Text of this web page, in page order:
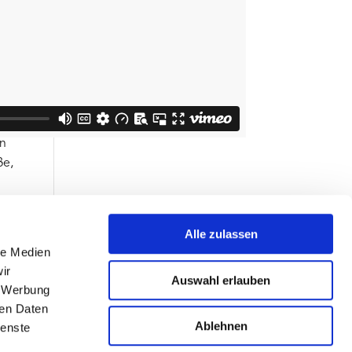
Medien
Daten
Alle zulassen
Auswahl erlauben
Ablehnen